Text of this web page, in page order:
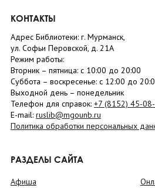
КОНТАКТЫ
Адрес Библиотеки: г. Мурманск,
ул. Софьи Перовской, д. 21А
Режим работы:
Вторник – пятница: с 10:00 до 20:00
Суббота – воскресенье: c 12:00 до
Выходной день – понедельник
Телефон для справок: +7 (8152) 45-
E-mail: ruslib@mgounb.ru
Политика обработки персональных
РАЗДЕЛЫ САЙТА
Афиша